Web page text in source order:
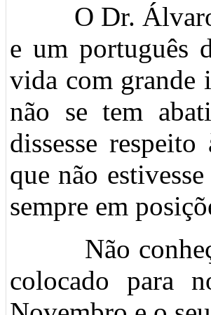
O Dr. Álvaro
e um português
vida com grande
não se tem
dissesse
que não
sempre em
Não conheço
colocado para